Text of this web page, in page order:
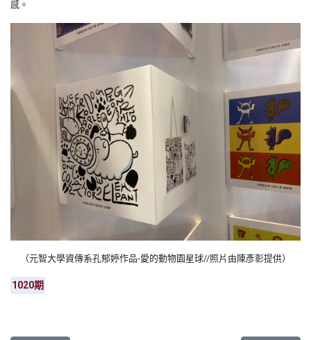
感。
（元智大學資傳系孔郁婷作品-愛的動物園星球//照片由陳彥彰提供）
1020期